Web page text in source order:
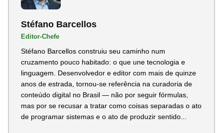
Stéfano Barcellos
Editor-Chefe
Stéfano Barcellos construiu seu caminho num
cruzamento pouco habitado: o que une tecnologia e
linguagem. Desenvolvedor e editor com mais de quinze
anos de estrada, tornou-se referência na curadoria de
conteúdo digital no Brasil — não por seguir fórmulas,
mas por se recusar a tratar como coisas separadas o ato
de programar sistemas e o ato de produzir sentido...